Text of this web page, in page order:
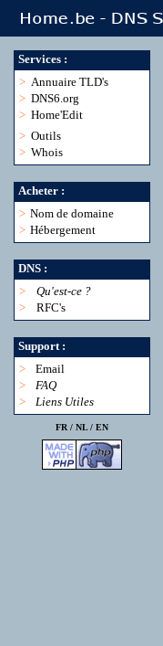
Services :
> Annuaire TLD's
> DNS6.org
> Home'Edit
> Outils
> Whois
Acheter :
> Nom de domaine
> Hébergement
DNS :
>
Qu'est-ce ?
>
RFC's
Support :
>
Email
>
FAQ
>
Liens Utiles
FR / NL/ EN